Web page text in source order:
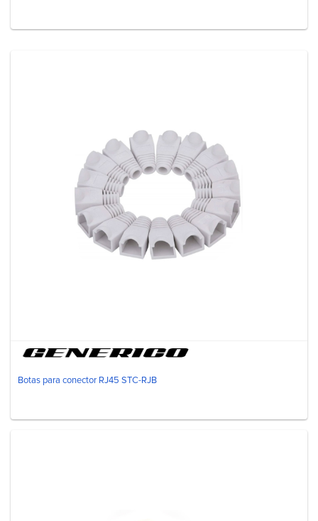
Botas para conector RJ45 STC-RJB